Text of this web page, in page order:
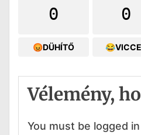
0
😡DÜHÍTŐ
0
Vélemény,
You must be logged